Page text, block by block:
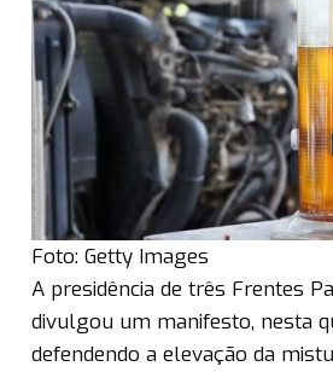
Foto: Getty Images
A presidência de três Frentes
divulgou um manifesto, nesta
defendendo a elevação da